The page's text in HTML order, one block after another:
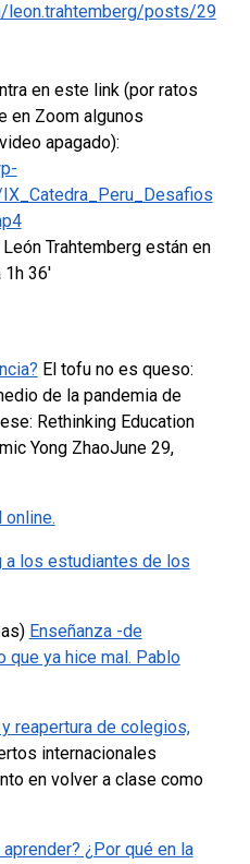
leon.trahtemberg/posts/29
en este link (por ratos
en Zoom algunos
apagado):
Trahtemberg están en
36′
El tofu no es queso:
de la pandemia de
Rethinking Education
Yong ZhaoJune 29,
online.
a los estudiantes de los
Enseñanza -de
que ya hice mal. Pablo
reapertura de colegios,
internacionales
en volver a clase como
¿Por qué en la